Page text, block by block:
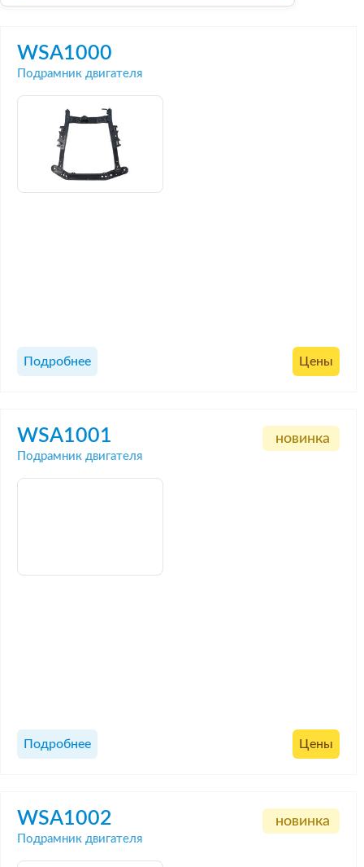
WSA1000
Подрамник двигателя
Подробнее Цены
WSA1001
Подрамник двигателя
новинка
Подробнее Цены
WSA1002
Подрамник двигателя
новинка